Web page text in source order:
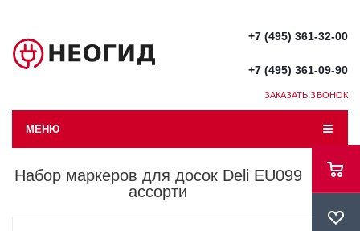
+7 (495) 361-32-00
+7 (495) 361-09-90
ЗАКАЗАТЬ ЗВОНОК
МЕНЮ
Набор маркеров для досок Deli EU099
ассорти